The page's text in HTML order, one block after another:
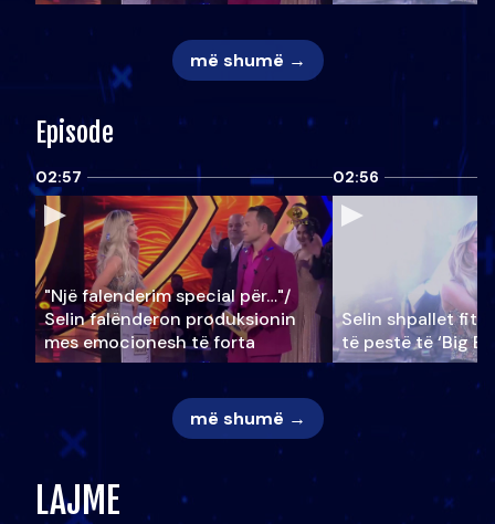
më shumë →
Episode
02:57
"Një falenderim special për…"/
Selin falënderon produksionin
mes emocionesh të forta
02:56
Selin shpallet
të pestë të ‘Big
më shumë →
LAJME